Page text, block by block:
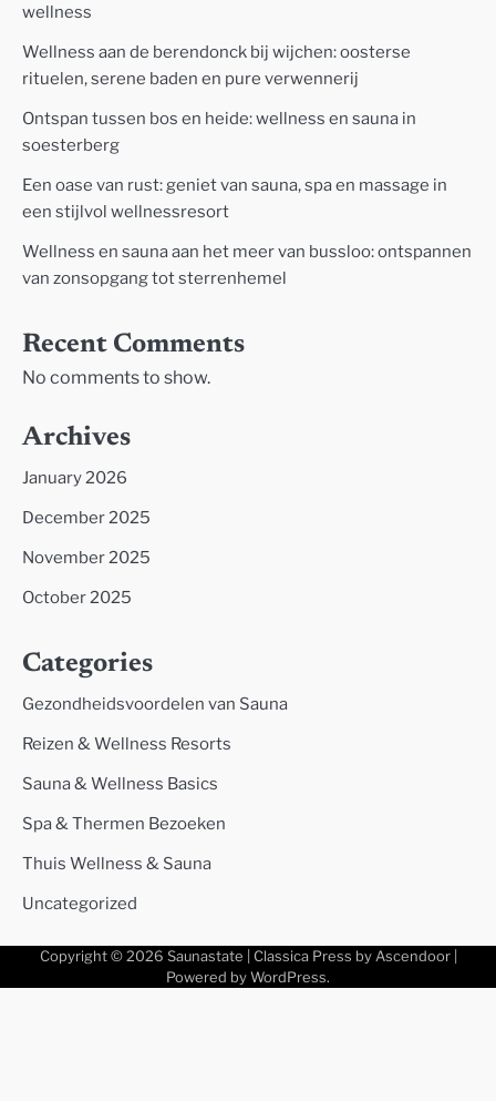
wellness
Wellness aan de berendonck bij wijchen: oosterse
rituelen, serene baden en pure verwennerij
Ontspan tussen bos en heide: wellness en sauna in
soesterberg
Een oase van rust: geniet van sauna, spa en massage in
een stijlvol wellnessresort
Wellness en sauna aan het meer van bussloo: ontspannen
van zonsopgang tot sterrenhemel
Recent Comments
No comments to show.
Archives
January 2026
December 2025
November 2025
October 2025
Categories
Gezondheidsvoordelen van Sauna
Reizen & Wellness Resorts
Sauna & Wellness Basics
Spa & Thermen Bezoeken
Thuis Wellness & Sauna
Uncategorized
Copyright © 2026 Saunastate | Classica Press by Ascendoor|
Powered by WordPress.